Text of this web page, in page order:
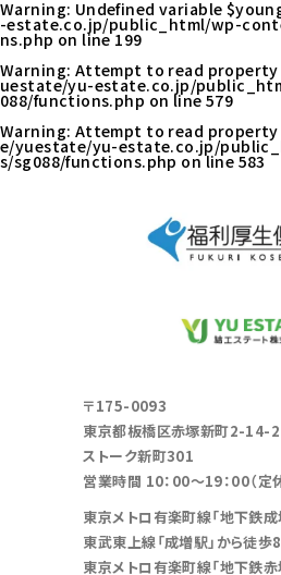
Warning: Undefined variable
-estate.co.jp/public_html/wp-
ns.php on line199
Warning: Attempt to read
uestate/yu-estate.co.jp/
088/functions.php on line 579
Warning: Attempt to read
e/yuestate/yu-estate.co.jp/
s/sg088/functions.php on line 583
〒175-0093
東京都板橋区赤塚新町2-14-2
ストーク新町301
営業時間 10：00～19：00（定
東京メトロ有楽町線「地下鉄
東武東上線「成増駅」から徒歩
東京メトロ有楽町線「地下鉄